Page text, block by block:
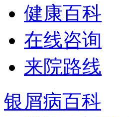
健康百科
在线咨询
来院路线
银屑病百科